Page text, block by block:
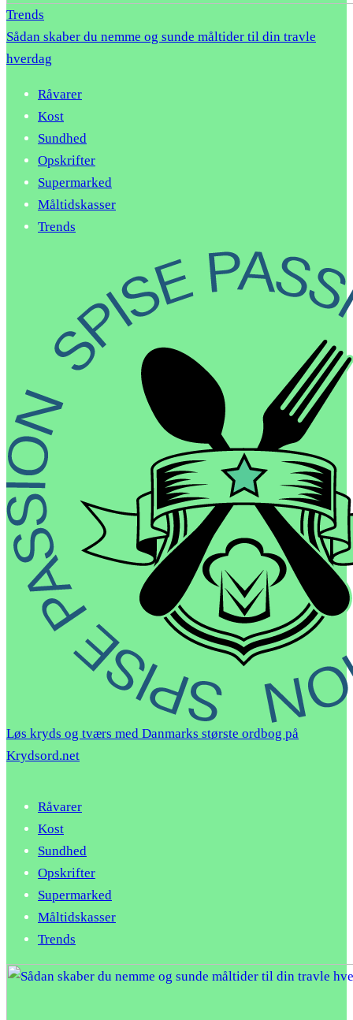
Trends
Sådan skaber du nemme og sunde måltider til din travle
hverdag
Råvarer
Kost
Sundhed
Opskrifter
Supermarked
Måltidskasser
Trends
Løs kryds og tværs med Danmarks største ordbog på
Krydsord.net
Råvarer
Kost
Sundhed
Opskrifter
Supermarked
Måltidskasser
Trends